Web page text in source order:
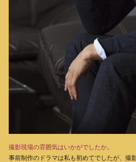
撮影現場の雰囲気はいかがでしたか。
事前制作のドラマは私も初めてでしたが、撮